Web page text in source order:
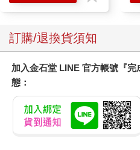
訂購/退換貨須知
加入金石堂 LINE 官方帳號『
態：